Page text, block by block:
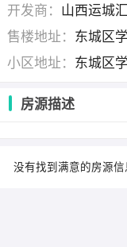
开发商： 山西运城
售楼地址： 东城区
小区地址： 东城区
房源描述
没有找到满意的房源信